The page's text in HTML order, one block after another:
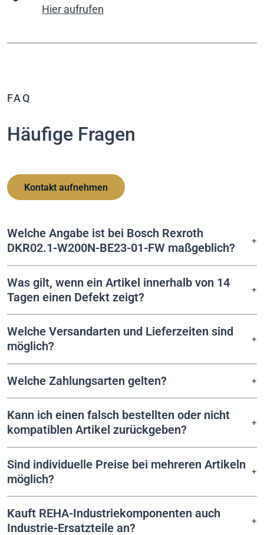
Hier aufrufen
FAQ
Häufige Fragen
Kontakt aufnehmen
Welche Angabe ist bei Bosch Rexroth
DKR02.1-W200N-BE23-01-FW maßgeblich?
Was gilt, wenn ein Artikel innerhalb von 14
Tagen einen Defekt zeigt?
Welche Versandarten und Lieferzeiten sind
möglich?
Welche Zahlungsarten gelten?
Kann ich einen falsch bestellten oder nicht
kompatiblen Artikel zurückgeben?
Sind individuelle Preise bei mehreren Artikeln
möglich?
Kauft REHA-Industriekomponenten auch
Industrie-Ersatzteile an?